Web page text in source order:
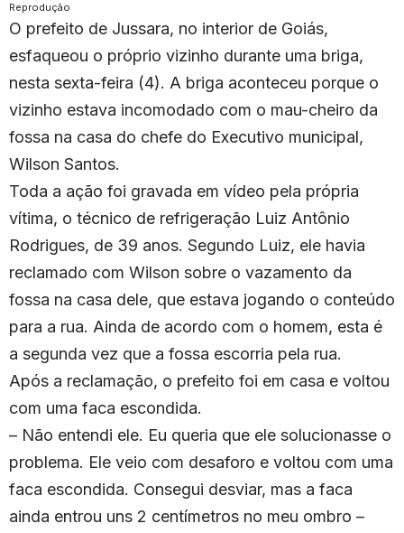
Reprodução
O prefeito de Jussara, no interior de Goiás,
esfaqueou o próprio vizinho durante uma briga,
nesta sexta-feira (4). A briga aconteceu porque o
vizinho estava incomodado com o mau-cheiro da
fossa na casa do chefe do Executivo municipal,
Wilson Santos.
Toda a ação foi gravada em vídeo pela própria
vítima, o técnico de refrigeração Luiz Antônio
Rodrigues, de 39 anos. Segundo Luiz, ele havia
reclamado com Wilson sobre o vazamento da
fossa na casa dele, que estava jogando o conteúdo
para a rua. Ainda de acordo com o homem, esta é
a segunda vez que a fossa escorria pela rua.
Após a reclamação, o prefeito foi em casa e voltou
com uma faca escondida.
– Não entendi ele. Eu queria que ele solucionasse o
problema. Ele veio com desaforo e voltou com uma
faca escondida. Consegui desviar, mas a faca
ainda entrou uns 2 centímetros no meu ombro –